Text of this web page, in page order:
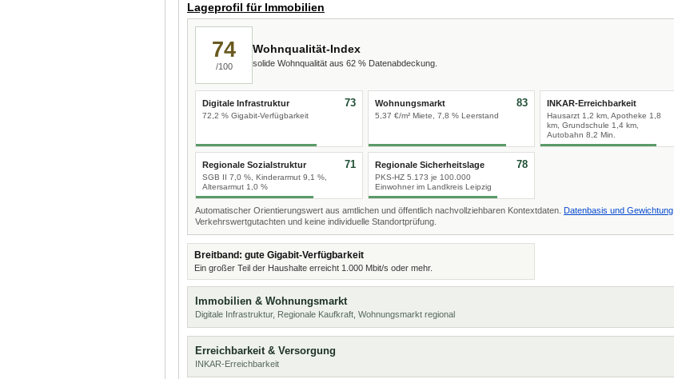
Lageprofil für Immobilien
74
/100
Wohnqualität-Index
solide Wohnqualität aus 62 % Datenabdeckung.
Digitale Infrastruktur
72,2 % Gigabit-Verfügbarkeit
73 Wohnungsmarkt
5,37 €/m² Miete, 7,8 % Leerstand
83 INKAR-Erreichbarkeit
Hausarzt 1,2 km, Apotheke 1,8
km, Grundschule 1,4 km,
Autobahn 8,2 Min.
Regionale Sozialstruktur
SGB II 7,0 %, Kinderarmut 9,1 %,
Altersarmut 1,0 %
71 Regionale Sicherheitslage
PKS-HZ 5.173 je 100.000
Einwohner im Landkreis Leipzig
78
Automatischer Orientierungswert aus amtlichen und öffentlich nachvollziehbaren Kontextdaten. Datenbasis und Gewichtung
Verkehrswertgutachten und keine individuelle Standortprüfung.
Breitband: gute Gigabit-Verfügbarkeit
Ein großer Teil der Haushalte erreicht 1.000 Mbit/s oder mehr.
Immobilien & Wohnungsmarkt
Digitale Infrastruktur, Regionale Kaufkraft, Wohnungsmarkt regional
Erreichbarkeit & Versorgung
INKAR-Erreichbarkeit